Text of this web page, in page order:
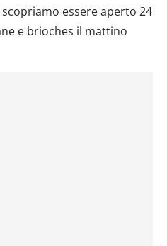
essere aperto 24
e brioches il mattino